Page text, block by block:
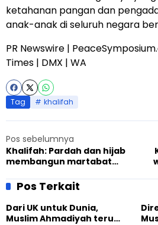
ketahanan pangan dan
anak-anak di seluruh negara
PR Newswire |
Times | DMX | WA
Tag khalifah
Pos sebelumnya
Khalifah: Pardah dan hijab
membangun martabat
Pos Terkait
Dari UK untuk Dunia,
Muslim Ahmadiyah terus